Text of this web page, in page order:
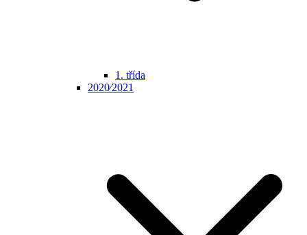
1. třída
2020⁄2021